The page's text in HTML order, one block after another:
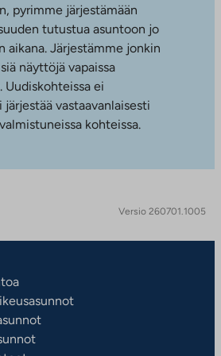
pyrimme järjestämään
tutustua asuntoon jo
aikana. Järjestämme jonkin
näyttöjä vapaissa
Uudiskohteissa ei
vastaavanlaisesti
kohteissa.
Versio 260701.1005